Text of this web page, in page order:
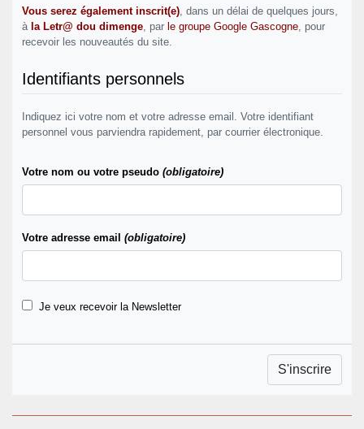
Vous serez également inscrit(e), dans un délai de quelques jours,
à la Letr@ dou dimenge, par le groupe Google Gascogne, pour
recevoir les nouveautés du site.
Identifiants personnels
Indiquez ici votre nom et votre adresse email. Votre identifiant
personnel vous parviendra rapidement, par courrier électronique.
Votre nom ou votre pseudo (obligatoire)
Votre adresse email (obligatoire)
Je veux recevoir la Newsletter